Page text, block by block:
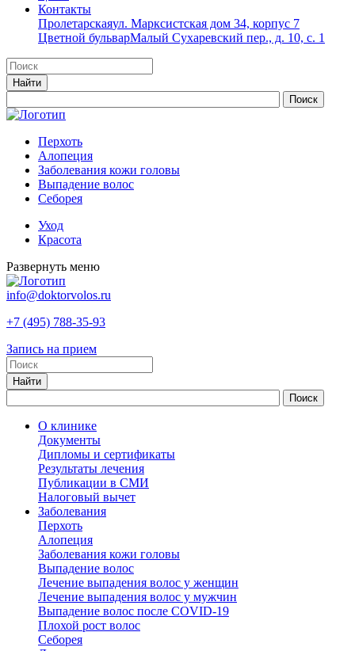
Контакты
Пролетарскаяул. Марксистская дом 34, корпус 7
Цветной бульварМалый Сухаревский пер., д. 10, с. 1
Перхоть
Алопеция
Заболевания кожи головы
Выпадение волос
Cеборея
Уход
Красота
Развернуть меню
info@doktorvolos.ru
+7 (495) 788-35-93
Запись на прием
О клинике
Документы
Дипломы и сертификаты
Результаты лечения
Публикации в СМИ
Налоговый вычет
Заболевания
Перхоть
Алопеция
Заболевания кожи головы
Выпадение волос
Лечение выпадения волос у женщин
Лечение выпадения волос у мужчин
Выпадение волос после COVID-19
Плохой рост волос
Cеборея